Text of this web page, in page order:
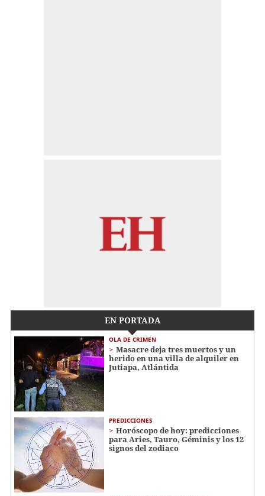
EN PORTADA
OLA DE CRIMEN
Masacre deja tres muertos y un
herido en una villa de alquiler en
Jutiapa, Atlántida
PREDICCIONES
Horóscopo de hoy: predicciones
para Aries, Tauro, Géminis y los 12
signos del zodiaco